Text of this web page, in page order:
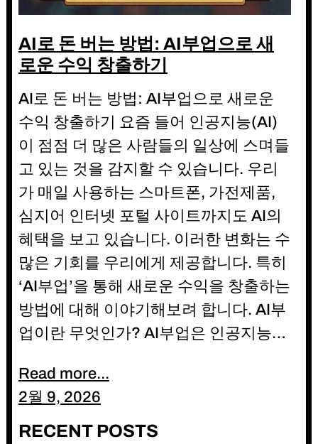
AI로 돈 버는 방법: AI부업으로 새
로운 수익 창출하기
AI로 돈 버는 방법: AI부업으로 새로운
수익 창출하기 요즘 들어 인공지능(AI)
이 점점 더 많은 사람들의 일상에 스며들
고 있는 것을 감지할 수 있습니다. 우리
가 매일 사용하는 스마트폰, 가전제품,
심지어 인터넷 포털 사이트까지도 AI의
혜택을 보고 있습니다. 이러한 변화는 수
많은 기회를 우리에게 제공합니다. 특히
‘AI부업’을 통해 새로운 수익을 창출하는
방법에 대해 이야기해보려 합니다. AI부
업이란 무엇인가? AI부업은 인공지능…
Read more...
2월 9, 2026
RECENT POSTS